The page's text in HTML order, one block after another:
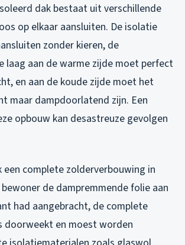
dak bestaat uit verschillende
op elkaar aansluiten. De isolatie
zonder kieren, de
laag aan de warme zijde moet perfect
en aan de koude zijde moet het
maar dampdoorlatend zijn. Een
opbouw kan desastreuze gevolgen
een complete zolderverbouwing in
de dampremmende folie aan
had aangebracht, de complete
doorweekt en moest worden